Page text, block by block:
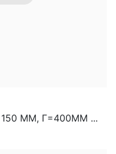
ММ, Г=400ММ ...